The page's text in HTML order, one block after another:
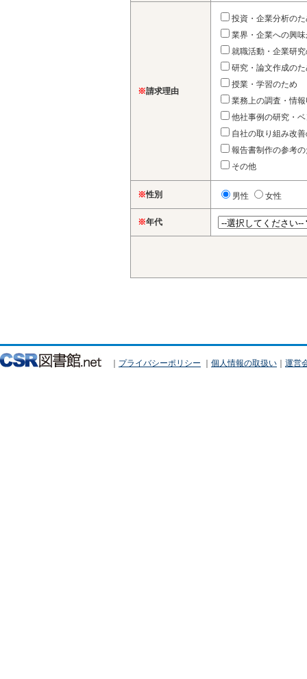
※請求理由
投資・企業分析の
業界・企業への興
就職活動・企業研
研究・論文作成の
授業・学習のため
業務上の調査・情
他社事例の研究・
自社の取り組み改
報告書制作の参考
その他
※性別 男性 女性
※年代
｜ プライバシーポリシー ｜ 個人情報の取扱い ｜ 運営